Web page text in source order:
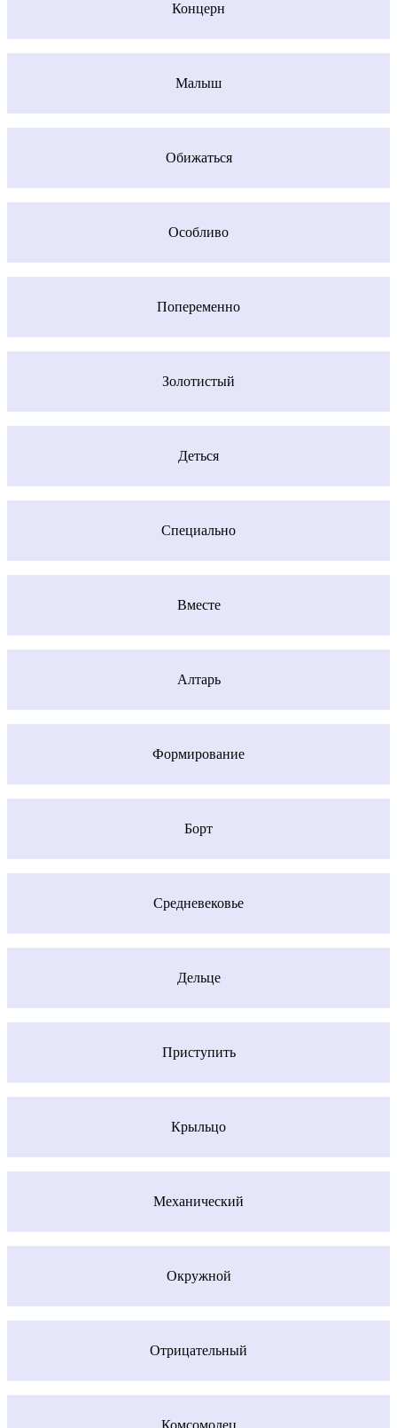
Концерн
Малыш
Обижаться
Особливо
Попеременно
Золотистый
Деться
Специально
Вместе
Алтарь
Формирование
Борт
Средневековье
Дельце
Приступить
Крыльцо
Механический
Окружной
Отрицательный